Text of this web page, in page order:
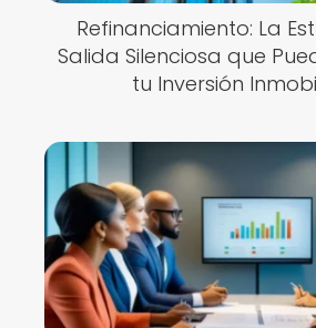
Refinanciamiento: La
Salida Silenciosa que
tu Inversión